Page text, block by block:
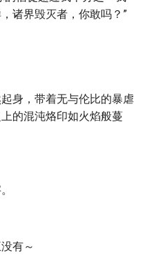
诸界毁灭者，你敢吗？”
身，带着无与伦比的暴虐
的混沌烙印如火焰般蔓
有～